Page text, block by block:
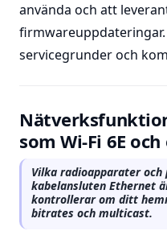
använda och att
servicegrunder och
som Wi-Fi 6E
Vilka radioapparater
kabelansluten Ethernet
kontrollerar om ditt
bitrates och multicast.